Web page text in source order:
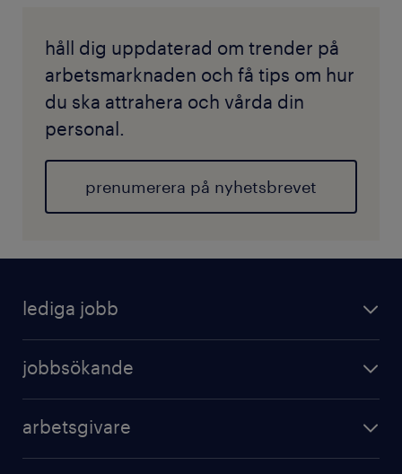
håll dig uppdaterad om trender på
arbetsmarknaden och få tips om hur
du ska attrahera och vårda din
personal.
prenumerera på nyhetsbrevet
lediga jobb
jobbsökande
arbetsgivare